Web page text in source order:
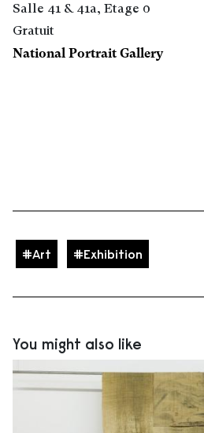
Salle 41 & 41a, Etage 0
Gratuit
National Portrait Gallery
Art Exhibition
You might also like